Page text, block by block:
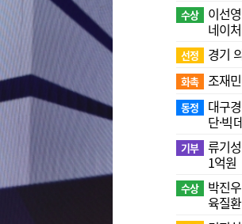
수상
이선
네이
선정 경기
화촉 조재
동정
대구
단·빅
기부 류기
1억원
수상
박진
육질